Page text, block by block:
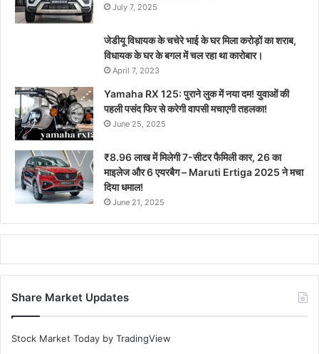
July 7, 2025
जेडीयू विधायक के चचेरे भाई के घर मिला करोड़ों का शराब,
विधायक के घर के बगल में चल रहा था कारोबार।
April 7, 2023
Yamaha RX 125: पुराने लुक में नया दम! युवाओं की
पहली पसंद फिर से करेगी वापसी मचाएगी तहलका!
June 25, 2025
₹8.96 लाख में मिलेगी 7-सीटर फैमिली कार, 26 का
माइलेज और 6 एयरबैग – Maruti Ertiga 2025 ने मचा
दिया धमाल!
June 21, 2025
Share Market Updates
Stock Market Today by TradingView